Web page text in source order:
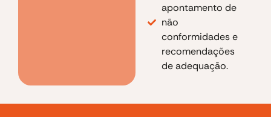
apontamento de
não
conformidades e
recomendações
de adequação.